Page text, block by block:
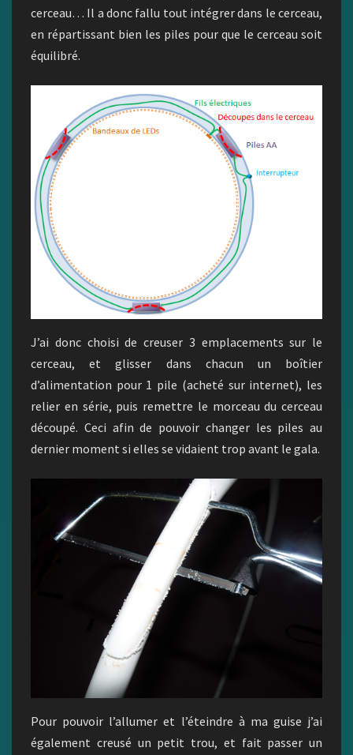
cerceau… Il a donc fallu tout intégrer dans le cerceau,
en répartissant bien les piles pour que le cerceau soit
équilibré.
J’ai donc choisi de creuser 3 emplacements sur le
cerceau, et glisser dans chacun un boîtier
d’alimentation pour 1 pile (acheté sur internet), les
relier en série, puis remettre le morceau du cerceau
découpé. Ceci afin de pouvoir changer les piles au
dernier moment si elles se vidaient trop avant le gala.
Pour pouvoir l’allumer et l’éteindre à ma guise j’ai
également creusé un petit trou, et fait passer un